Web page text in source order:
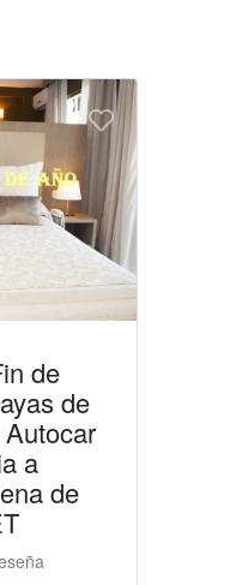
de
de
a
de